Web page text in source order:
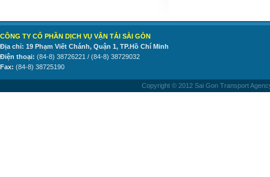
CÔNG TY CỔ PHẦN DỊCH VỤ VẬN TẢI SÀI GÒN
Địa chỉ: 19 Phạm Viết Chánh, Quận 1, TP.Hồ Chí Minh
Điện thoại: (84-8) 38726221 / (84-8) 38729032
Fax: (84-8) 38725190
Copyright © 2012 Sai Gon Transport